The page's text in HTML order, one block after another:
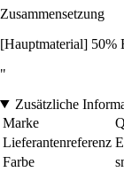
Zusammensetzung
[Hauptmaterial] 50%
"
Zusätzliche
Marke
Lieferantenreferenz
Farbe